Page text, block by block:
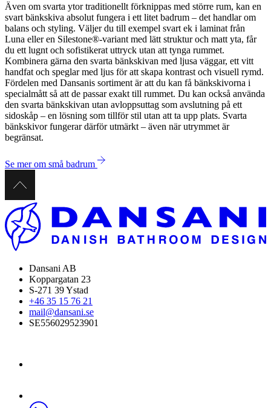
Även om svarta ytor traditionellt förknippas med större rum, kan en
svart bänkskiva absolut fungera i ett litet badrum – det handlar om
balans och styling. Väljer du till exempel svart ek i laminat från
Luna eller en Silestone®-variant med lätt struktur och matt yta, får
du ett lugnt och sofistikerat uttryck utan att tynga rummet.
Kombinera gärna den svarta bänkskivan med ljusa väggar, ett vitt
handfat och speglar med ljus för att skapa kontrast och visuell rymd.
Fördelen med Dansanis sortiment är att du kan få bänkskivorna i
specialmått så att de passar exakt till rummet. Du kan också använda
den svarta bänkskivan utan avloppsuttag som avslutning på ett
sidoskåp – en lösning som tillför stil utan att ta upp plats. Svarta
bänkskivor fungerar därför utmärkt – även när utrymmet är
begränsat.
Se mer om små badrum
Dansani AB
Koppargatan 23
S-271 39 Ystad
+46 35 15 76 21
mail@dansani.se
SE556029523901